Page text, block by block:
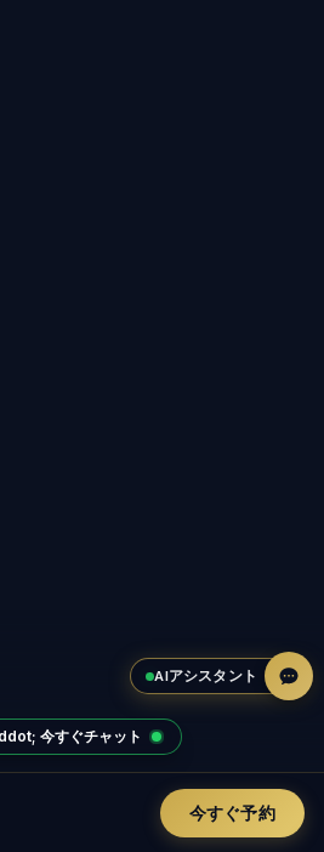
今すぐ予約
今すぐチャット
AIアシスタント